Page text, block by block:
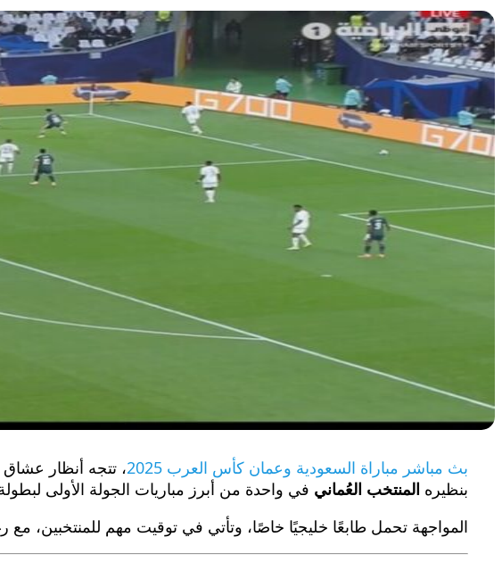
بث مباشر مباراة السعودية وعمان كأس العرب 2025 ، تتجه أنظار عشاق
بنظيره المنتخب العُماني في واحدة من أبرز مباريات الجولة الأولى
المواجهة تحمل طابعًا خليجيًا خاصًا، وتأتي في توقيت مهم للمنتخبين، مع